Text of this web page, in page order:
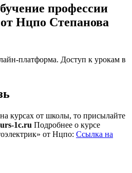
профессии
Нцпо Степанова
платформа. Доступ к урокам в
курсах от школы, то присылайте
1c.ru Подробнее о курсе
от Нцпо: Ссылка на